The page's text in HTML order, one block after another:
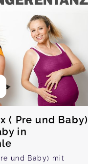
( Pre und Baby)
in
und Baby) mit